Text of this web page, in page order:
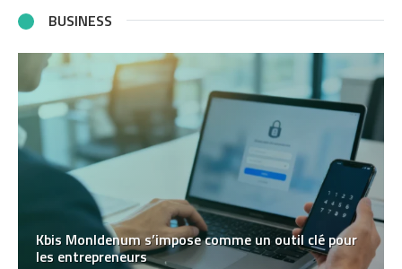
BUSINESS
Kbis MonIdenum s’impose comme un outil clé pour
les entrepreneurs